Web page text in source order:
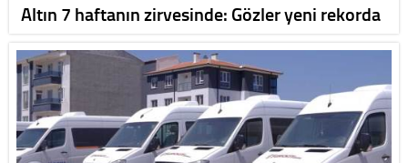
Altın 7 haftanın zirvesinde: Gözler yeni rekorda